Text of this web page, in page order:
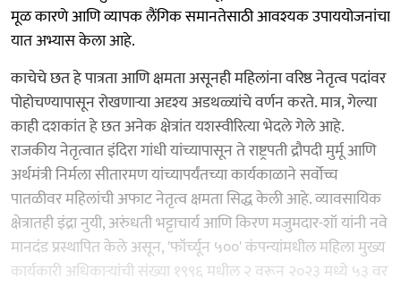
मूळ कारणे आणि व्यापक लैंगिक समानतेसाठी आवश्यक उपाययोजनांचा
यात अभ्यास केला आहे.
काचेचे छत हे पात्रता आणि क्षमता असूनही महिलांना वरिष्ठ नेतृत्व पदांवर
पोहोचण्यापासून रोखणाऱ्या अदृश्य अडथळ्यांचे वर्णन करते. मात्र, गेल्या
काही दशकांत हे छत अनेक क्षेत्रांत यशस्वीरित्या भेदले गेले आहे.
राजकीय नेतृत्वात इंदिरा गांधी यांच्यापासून ते राष्ट्रपती द्रौपदी मुर्मू आणि
अर्थमंत्री निर्मला सीतारमण यांच्यापर्यंतच्या कार्यकाळाने सर्वोच्च
पातळीवर महिलांची अफाट नेतृत्व क्षमता सिद्ध केली आहे. व्यावसायिक
क्षेत्रातही इंद्रा नुयी, अरुंधती भट्टाचार्य आणि किरण मजुमदार-शॉ यांनी नवे
मानदंड प्रस्थापित केले असून, 'फॉर्च्यून ५००' कंपन्यांमधील महिला मुख्य
कार्यकारी अधिकाऱ्यांची संख्या १९९६ मधील २ वरून २०२३ मध्ये ५३ वर